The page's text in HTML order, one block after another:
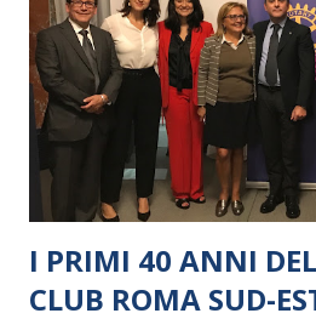
I PRIMI 40 ANNI
CLUB ROMA SUD-